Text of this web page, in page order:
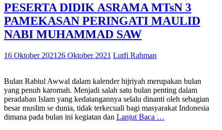
PESERTA DIDIK ASRAMA MTsN 3
PAMEKASAN PERINGATI MAULID
NABI MUHAMMAD SAW
16 Oktober 2021 26 Oktober 2021 Lutfi Rahman
Bulan Rabiul Awwal dalam kalender hijriyah merupakan bulan
yang penuh karomah. Menjadi salah satu bulan penting dalam
peradaban Islam yang kedatangannya selalu dinanti oleh sebagian
besar muslim se dunia, tidak terkecuali bagi masyarakat Indonesia
dimana pada bulan ini kegiatan dan Lanjut Baca …